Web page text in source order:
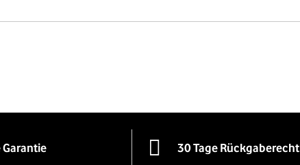
Garantie 30 Tage Rückgaberecht